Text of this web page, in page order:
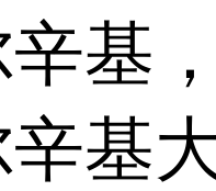
基
基